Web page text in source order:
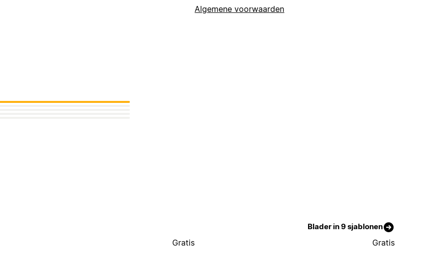
Algemene voorwaarden
Blader in 9 sjablonen
Gratis Gratis